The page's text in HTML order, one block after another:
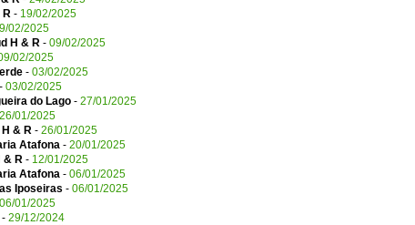
R - 19/02/2025
02/2025
H & R - 09/02/2025
02/2025
- 03/02/2025
- 03/02/2025
do Lago - 27/01/2025
26/01/2025
& R - 26/01/2025
Atafona - 20/01/2025
& R - 12/01/2025
Atafona - 06/01/2025
Iposeiras - 06/01/2025
06/01/2025
- 29/12/2024